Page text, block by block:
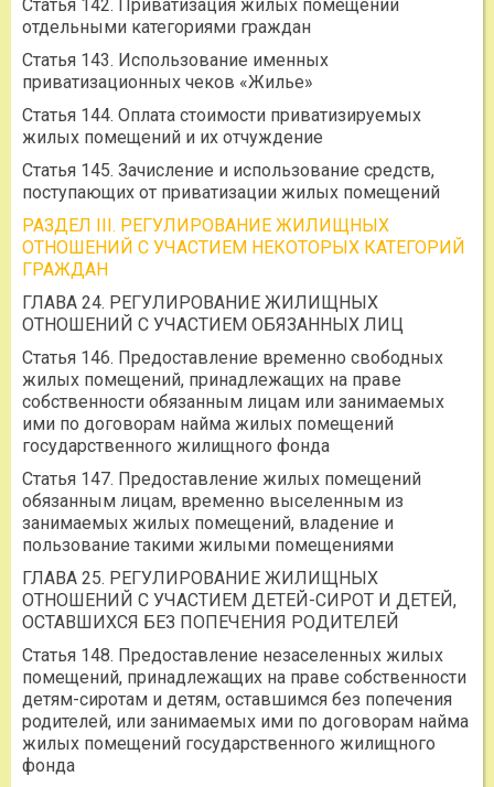
Статья 142. Приватизация жилых помещений
отдельными категориями граждан
Статья 143. Использование именных
приватизационных чеков «Жилье»
Статья 144. Оплата стоимости приватизируемых
жилых помещений и их отчуждение
Статья 145. Зачисление и использование средств,
поступающих от приватизации жилых помещений
РАЗДЕЛ III. РЕГУЛИРОВАНИЕ ЖИЛИЩНЫХ
ОТНОШЕНИЙ С УЧАСТИЕМ НЕКОТОРЫХ КАТЕГОРИЙ
ГРАЖДАН
ГЛАВА 24. РЕГУЛИРОВАНИЕ ЖИЛИЩНЫХ
ОТНОШЕНИЙ С УЧАСТИЕМ ОБЯЗАННЫХ ЛИЦ
Статья 146. Предоставление временно свободных
жилых помещений, принадлежащих на праве
собственности обязанным лицам или занимаемых
ими по договорам найма жилых помещений
государственного жилищного фонда
Статья 147. Предоставление жилых помещений
обязанным лицам, временно выселенным из
занимаемых жилых помещений, владение и
пользование такими жилыми помещениями
ГЛАВА 25. РЕГУЛИРОВАНИЕ ЖИЛИЩНЫХ
ОТНОШЕНИЙ С УЧАСТИЕМ ДЕТЕЙ-СИРОТ И ДЕТЕЙ,
ОСТАВШИХСЯ БЕЗ ПОПЕЧЕНИЯ РОДИТЕЛЕЙ
Статья 148. Предоставление незаселенных жилых
помещений, принадлежащих на праве собственности
детям-сиротам и детям, оставшимся без попечения
родителей, или занимаемых ими по договорам найма
жилых помещений государственного жилищного
фонда